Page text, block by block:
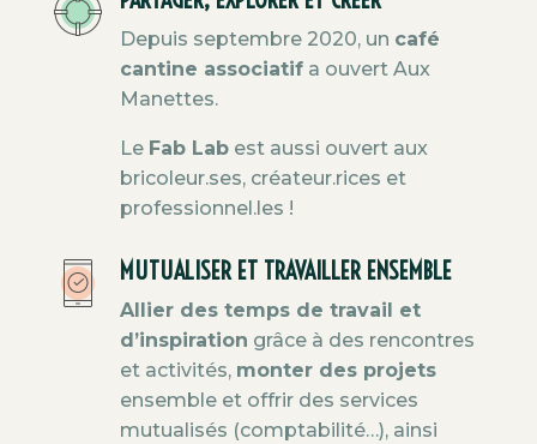
Depuis septembre 2020, un café
cantine associatifa ouvert Aux
Manettes.
Le Fab Labest aussi ouvert aux
bricoleur.ses, créateur.rices et
professionnel.les !
MUTUALISER ET TRAVAILLER ENSEMBLE
Allier des temps de travail et
d’inspiration grâce à des rencontres
et activités, monter des projets
ensemble et offrir des services
mutualisés (comptabilité…), ainsi